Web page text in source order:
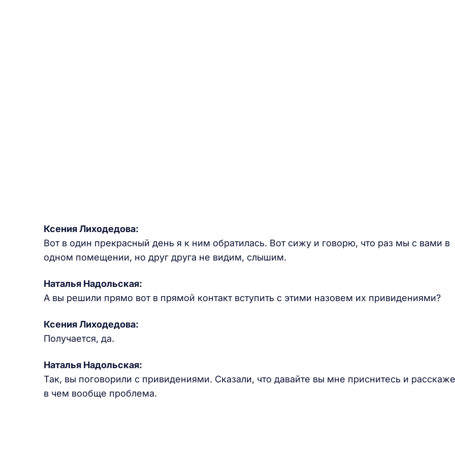
Ксения Лиходедова:
Вот в один прекрасный день я к ним обратилась. Вот сижу и говорю, что раз мы с вами в
одном помещении, но друг друга не видим, слышим.
Наталья Надольская:
А вы решили прямо вот в прямой контакт вступить с этими назовем их привидениями?
Ксения Лиходедова:
Получается, да.
Наталья Надольская:
Так, вы поговорили с привидениями. Сказали, что давайте вы мне приснитесь и
в чем вообще проблема.